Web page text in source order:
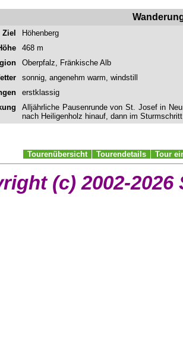
Ziel
Höhenberg
468 m
Oberpfalz, Fränkische Alb
sonnig, angenehm warm, windstill
erstklassig
Alljährliche Pausenrunde von St. Josef in
nach Heiligenholz hinauf, dann im
Tourenübersicht Tourendetails Tour
(c) 2002-